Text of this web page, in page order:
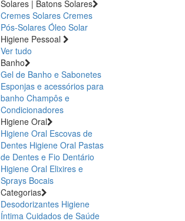
Solares | Batons Solares
Cremes Solares Cremes
Pós-Solares Óleo Solar
Higiene Pessoal
Ver tudo
Banho
Gel de Banho e Sabonetes
Esponjas e acessórios para
banho Champôs e
Condicionadores
Higiene Oral
Higiene Oral Escovas de
Dentes Higiene Oral Pastas
de Dentes e Fio Dentário
Higiene Oral Elixires e
Sprays Bocais
Categorias
Desodorizantes Higiene
Íntima Cuidados de Saúde